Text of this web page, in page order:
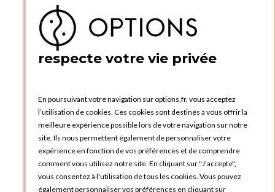
Créer un compte
PRATIQUE
Catalogues et bons de commande
Tutoriels
OPTIONS LUXEMBOURG
respecte votre vie privée
En poursuivant votre navigation sur options.fr, vous acceptez
l’utilisation de cookies. Ces cookies sont destinés à vous offrir la
meilleure expérience possible lors de votre navigation sur notre
site. Ils nous permettent également de personnaliser votre
expérience en fonction de vos préférences et de comprendre
comment vous utilisez notre site. En cliquant sur "J’accepte",
vous consentez à l'utilisation de tous les cookies. Vous pouvez
également personnaliser vos préférences en cliquant sur